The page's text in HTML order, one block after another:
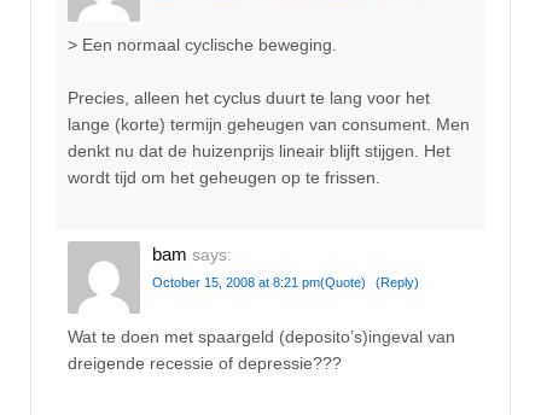
> Een normaal cyclische beweging.
Precies, alleen het cyclus duurt te lang voor het
lange (korte) termijn geheugen van consument. Men
denkt nu dat de huizenprijs lineair blijft stijgen. Het
wordt tijd om het geheugen op te frissen.
bam says:
October 15, 2008 at 8:21 pm(Quote) (Reply)
Wat te doen met spaargeld (deposito’s)ingeval van
dreigende recessie of depressie???